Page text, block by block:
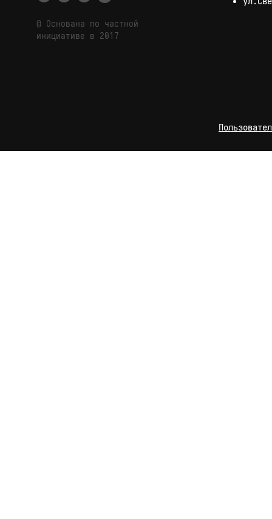
© Основана по частной
инициативе в 2017